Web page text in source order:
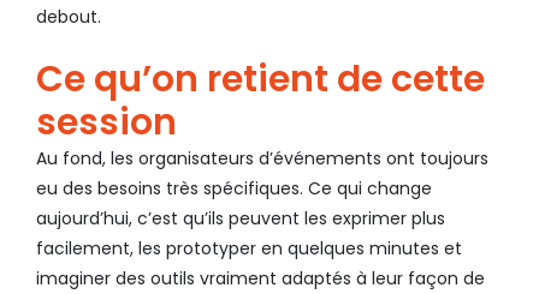
debout.
Ce qu’on retient de cette
session
Au fond, les organisateurs d’événements ont toujours
eu des besoins très spécifiques. Ce qui change
aujourd’hui, c’est qu’ils peuvent les exprimer plus
facilement, les prototyper en quelques minutes et
imaginer des outils vraiment adaptés à leur façon de